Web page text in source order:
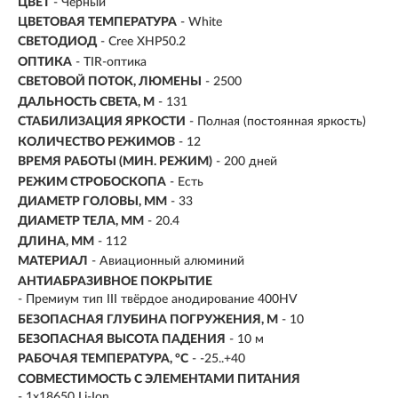
ЦВЕТОВАЯ ТЕМПЕРАТУРА - White
СВЕТОДИОД - Cree XHP50.2
ОПТИКА - TIR-оптика
СВЕТОВОЙ ПОТОК, ЛЮМЕНЫ
- 2500
ДАЛЬНОСТЬ СВЕТА, М - 131
СТАБИЛИЗАЦИЯ ЯРКОСТИ - Полная (постоянная яркость)
КОЛИЧЕСТВО РЕЖИМОВ - 12
ВРЕМЯ РАБОТЫ (МИН. РЕЖИМ) - 200 дней
РЕЖИМ СТРОБОСКОПА - Есть
ДИАМЕТР ГОЛОВЫ, ММ - 33
ДИАМЕТР ТЕЛА, ММ - 20.4
ДЛИНА, ММ - 112
МАТЕРИАЛ - Авиационный алюминий
АНТИАБРАЗИВНОЕ ПОКРЫТИЕ
- Премиум тип III твёрдое анодирование 400HV
БЕЗОПАСНАЯ ГЛУБИНА ПОГРУЖЕНИЯ, М - 10
БЕЗОПАСНАЯ ВЫСОТА ПАДЕНИЯ - 10 м
РАБОЧАЯ ТЕМПЕРАТУРА, °C - -25..+40
СОВМЕСТИМОСТЬ С ЭЛЕМЕНТАМИ ПИТАНИЯ